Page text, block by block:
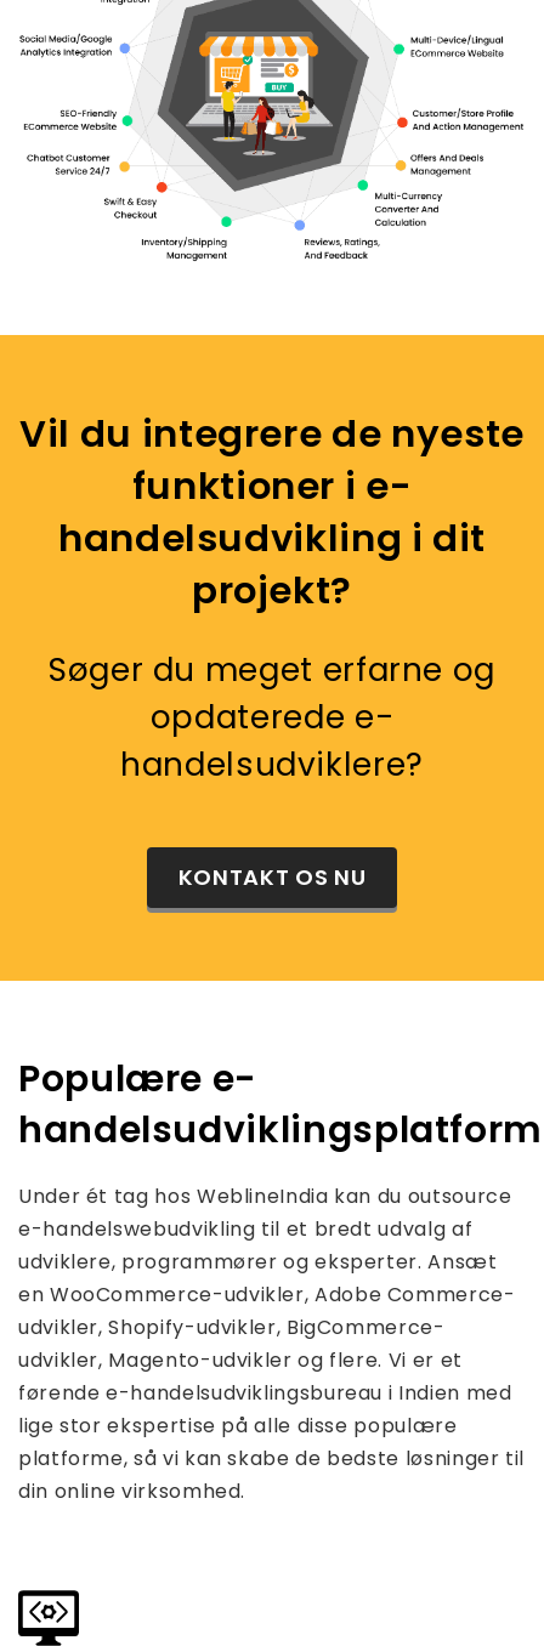
Vil du integrere de nyeste
funktioner i e-
handelsudvikling i dit
projekt?
Søger du meget erfarne og
opdaterede e-
handelsudviklere?
KONTAKT OS NU
Populære e-
Under ét tag hos WeblineIndia kan du outsource
e-handelswebudvikling til et bredt udvalg af
udviklere, programmører og eksperter. Ansæt
en WooCommerce-udvikler, Adobe Commerce-
udvikler, Shopify-udvikler, BigCommerce-
udvikler, Magento-udvikler og flere. Vi er et
førende e-handelsudviklingsbureau i Indien med
lige stor ekspertise på alle disse populære
platforme, så vi kan skabe de bedste løsninger til
din online virksomhed.